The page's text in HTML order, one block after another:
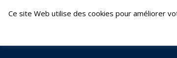
Fontenay-le-Comte : 02 51
Ce site Web utilise des cookies pour améliorer